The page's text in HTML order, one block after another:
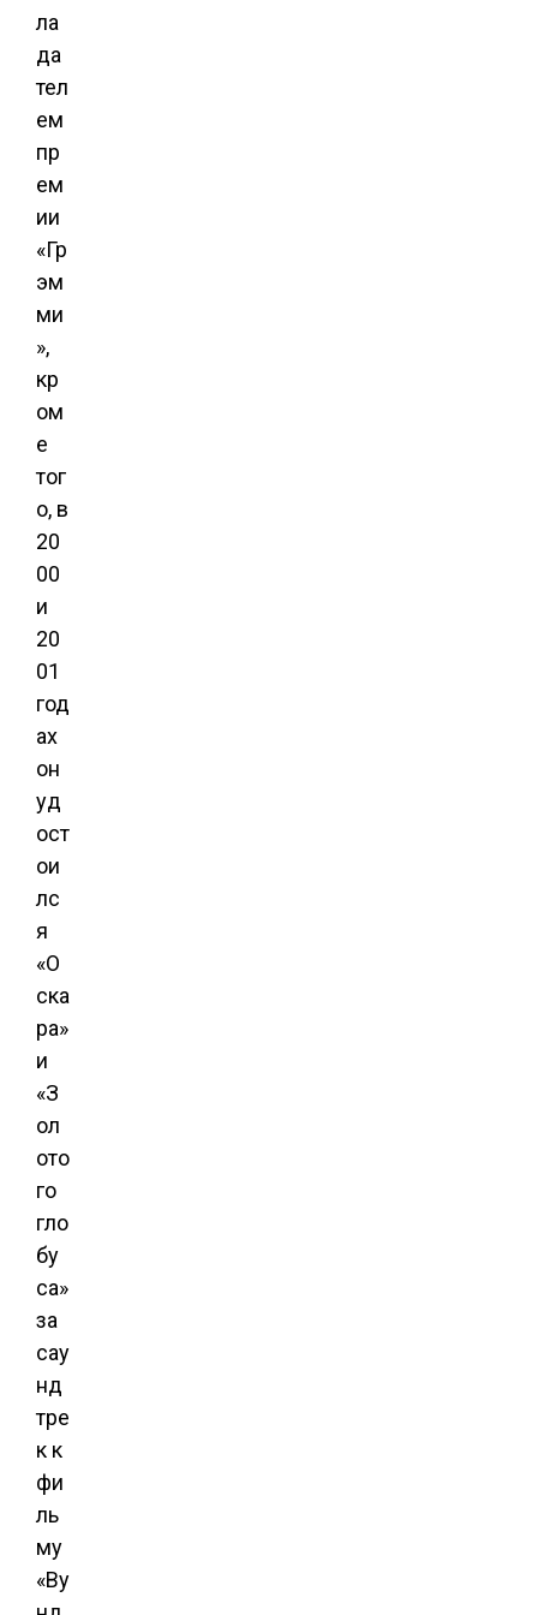
ла
да
тел
ем
пр
ем
ии
«Гр
эм
ми
»,
кр
ом
е
тог
о, в
20
00
и
20
01
год
ах
он
уд
ост
ои
лс
я
«О
ска
ра»
и
«З
ол
ото
го
гло
бу
са»
за
сау
нд
тре
к к
фи
ль
му
«Ву